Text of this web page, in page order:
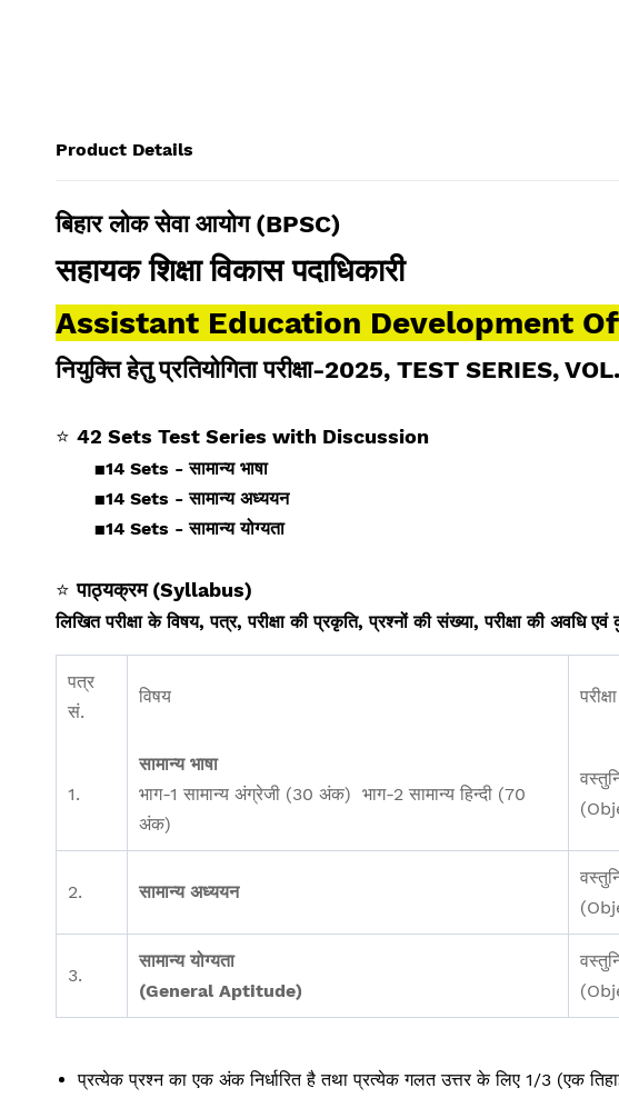
Product Details
बिहार लोक सेवा आयोग (BPSC)
सहायक शिक्षा विकास पदाधिकारी
Assistant Education Development
नियुक्ति हेतु प्रतियोगिता परीक्षा-2025, TEST SERIES,
⭐ 42 Sets Test Series with Discussion
▪️14 Sets - सामान्य भाषा
▪️14 Sets - सामान्य अध्ययन
▪️14 Sets - सामान्य योग्यता
⭐पाठ्यक्रम (Syllabus)
लिखित परीक्षा के विषय, पत्र, परीक्षा की प्रकृति, प्रश्नों की संख्या, परीक्षा की अवधि
पत्र
सं.
विषय
1.
सामान्य भाषा
भाग-1 सामान्य अंग्रेजी (30 अंक) भाग-2 सामान्य हिन्दी (70
अंक)
2. सामान्य अध्ययन
3.
सामान्य योग्यता
(General Aptitude)
प्रत्येक प्रश्न का एक अंक निर्धारित है तथा प्रत्येक गलत उत्तर के लिए 1/3 (एक